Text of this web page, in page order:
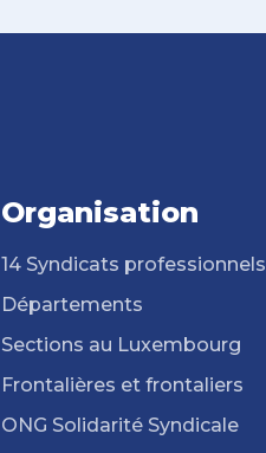
Organisation
14 Syndicats professionnels
Départements
Sections au Luxembourg
Frontalières et frontaliers
ONG Solidarité Syndicale